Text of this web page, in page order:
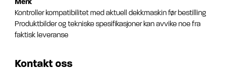
Merk
Kontroller kompatibilitet med aktuell dekkmaskin før bestilling
Produktbilder og tekniske spesifikasjoner kan avvike noe fra
faktisk leveranse
Kontakt oss